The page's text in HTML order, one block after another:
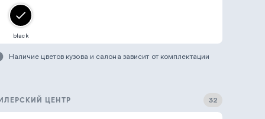
black
Наличие цветов кузова и салона зависит от комплектации
ЦЕНТР 32